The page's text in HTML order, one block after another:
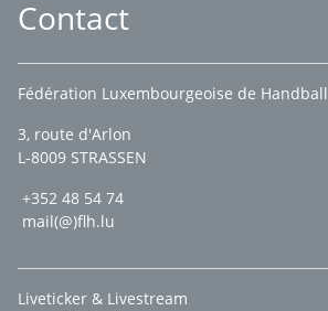
Contact
Fédération Luxembourgeoise de Handball
3, route d'Arlon
L-8009 STRASSEN
+352 48 54 74
mail(@)flh.lu
Liveticker & Livestream